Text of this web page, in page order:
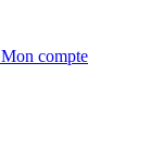
Mon compte